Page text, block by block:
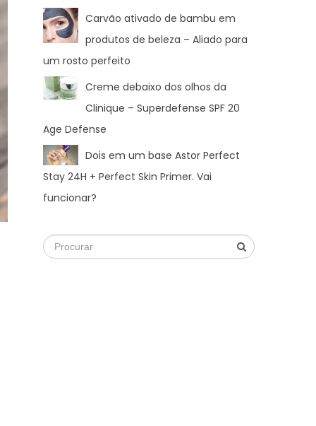
Carvão ativado de bambu em
produtos de beleza – Aliado para
um rosto perfeito
Creme debaixo dos olhos da
Clinique – Superdefense SPF 20
Age Defense
Dois em um base Astor Perfect
Stay 24H + Perfect Skin Primer. Vai
funcionar?